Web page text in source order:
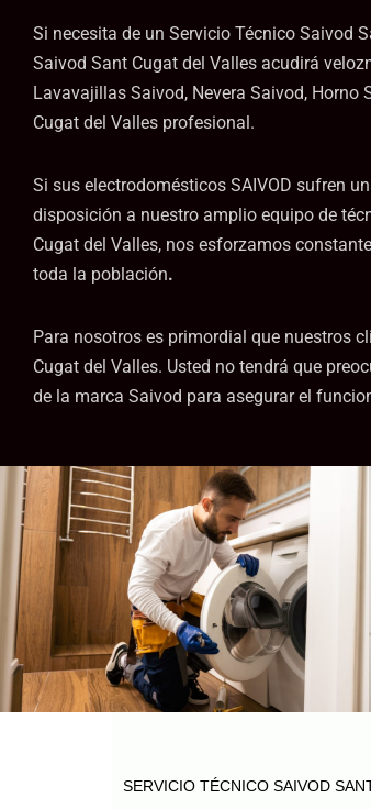
Si necesita de un Servicio Técnico Saivod
Saivod Sant Cugat del Valles acudirá
Lavavajillas Saivod, Nevera Saivod,
Cugat del Valles profesional.
Si sus electrodomésticos SAIVOD sufren
disposición a nuestro amplio equipo de
Cugat del Valles, nos esforzamos
toda la población.
Para nosotros es primordial que nuestros
Cugat del Valles. Usted no tendrá que
de la marca Saivod para asegurar el
SERVICIO TÉCNICO SAIVOD